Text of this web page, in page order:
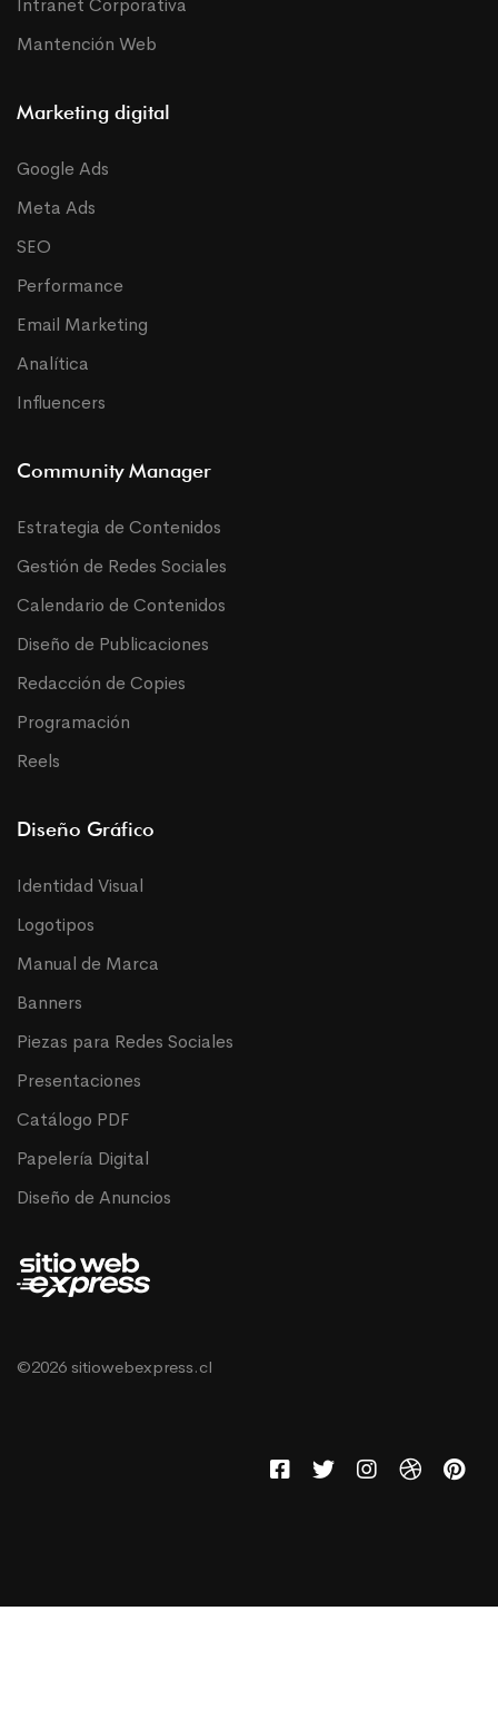
Mantención Web
Marketing digital
Google Ads
Meta Ads
SEO
Performance
Email Marketing
Analítica
Influencers
Community Manager
Estrategia de Contenidos
Gestión de Redes Sociales
Calendario de Contenidos
Diseño de Publicaciones
Redacción de Copies
Programación
Reels
Diseño Gráfico
Identidad Visual
Logotipos
Manual de Marca
Banners
Piezas para Redes Sociales
Presentaciones
Catálogo PDF
Papelería Digital
Diseño de Anuncios
©2026 sitiowebexpress.cl